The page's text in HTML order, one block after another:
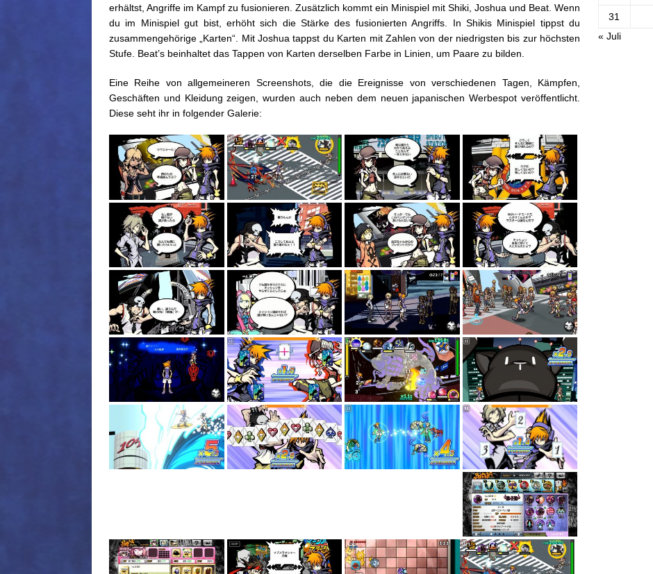
erhältst, Angriffe im Kampf zu fusionieren. Zusätzlich kommt ein Minispiel mit Shiki, Joshua und Beat. Wenn
du im Minispiel gut bist, erhöht sich die Stärke des fusionierten Angriffs. In Shikis Minispiel tippst du
zusammengehörige „Karten“. Mit Joshua tappst du Karten mit Zahlen von der niedrigsten bis zur höchsten
Stufe. Beat’s beinhaltet das Tappen von Karten derselben Farbe in Linien, um Paare zu bilden.
Eine Reihe von allgemeineren Screenshots, die die Ereignisse von verschiedenen Tagen, Kämpfen,
Geschäften und Kleidung zeigen, wurden auch neben dem neuen japanischen Werbespot veröffentlicht.
Diese seht ihr in folgender Galerie:
31
« Juli